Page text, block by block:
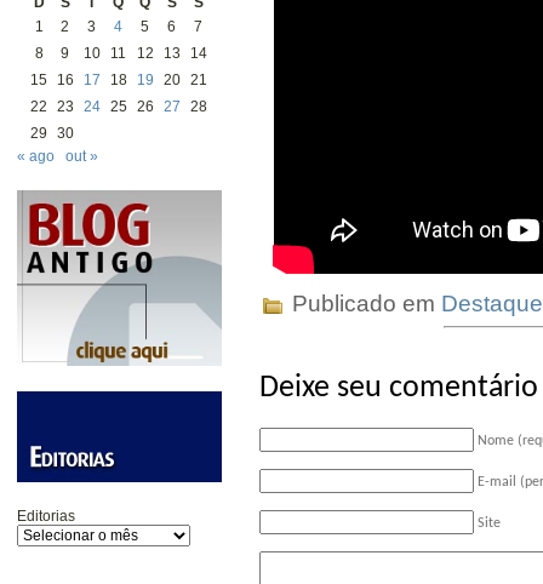
1
2 3 4 5 6
7
8
9 10 11 12 13
14
15
16 17 18 19 20 21
22
23 24 25 26 27
28
29
30
« ago
out »
Editorias
Publicado em
Deixe seu comentário
Nome
E-mail
Site